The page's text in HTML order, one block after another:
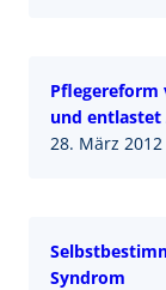
Pflegereform
und entlastet
28. März 2012
Syndrom